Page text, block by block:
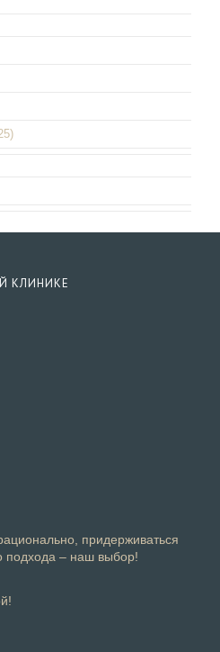
КЛИНИКЕ
придерживаться
подхода – наш выбор!